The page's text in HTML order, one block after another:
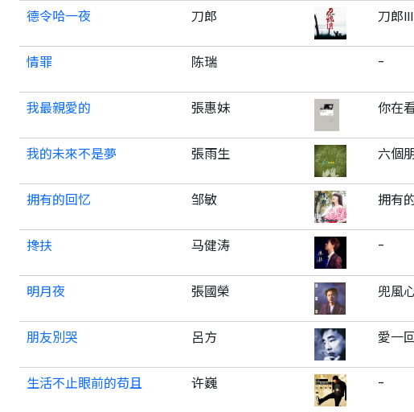
德令哈一夜 刀郎 刀郎III
情罪 陈瑞 -
我最親愛的 張惠妹 你在
我的未來不是夢 張雨生 六個
拥有的回忆 邹敏 拥有
搀扶 马健涛 -
明月夜 張國榮 兜風
朋友別哭 呂方 愛一
生活不止眼前的苟且 许巍 -